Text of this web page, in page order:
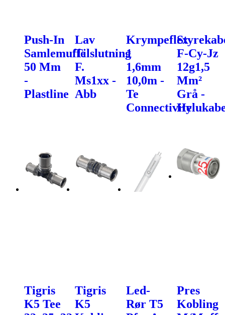
Push-In
Samlemuffe
50 Mm
-
Plastline
Lav
Tilslutning
F.
Ms1xx -
Abb
Krympeflex
1
1,6mm
10,0m -
Te
Connectivity
F-Cy-Jz
12g1,5
Mm²
Grå -
Tigris
K5 Tee
Tigris
K5
Led-
Rør T5
Pres
Kobling